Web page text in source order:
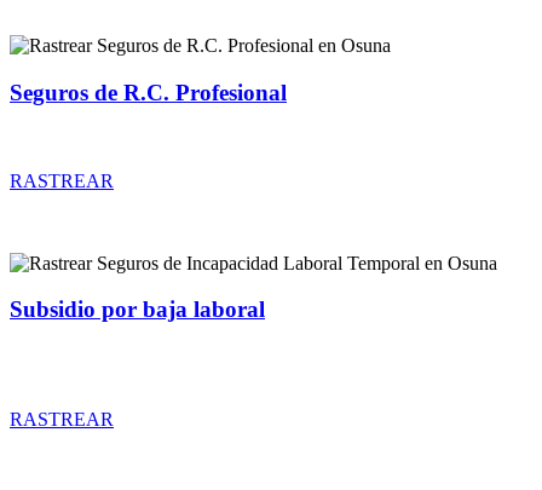
Seguros de R.C. Profesional
RASTREAR
Subsidio por baja laboral
RASTREAR